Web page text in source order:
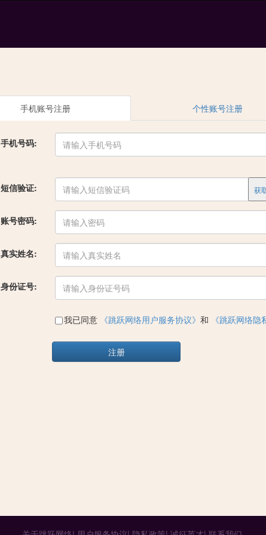
手机账号注册 个性账号注册
手机号码:
短信验证:
账号密码:
真实姓名:
身份证号:
我已同意 《跳跃网络用户服务协议》和 《跳跃网络隐
注册